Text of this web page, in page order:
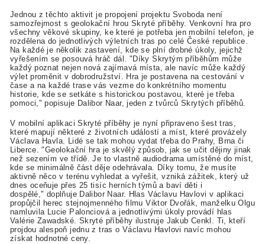
Jednou z těchto aktivit je propojení projektu Svoboda není
samozřejmost s geolokační hrou Skryté příběhy. Venkovní hra pro
všechny věkové skupiny, ke které je potřeba jen mobilní telefon, je
rozdělena do jednotlivých výletních tras po celé České republice.
Na každé je několik zastavení, kde se plní drobné úkoly, jejichž
vyřešením se posouvá hráč dál. "Díky Skrytým příběhům může
každý poznat nejen nová zajímavá místa, ale navíc může každý
výlet proměnit v dobrodružství. Hra je postavena na cestování v
čase a na každé trase vás vezme do konkrétního momentu
historie, kde se setkáte s historickou postavou, které je třeba
pomoci," popisuje Dalibor Naar, jeden z tvůrců Skrytých příběhů.
V mobilní aplikaci Skryté příběhy je nyní připraveno šest tras,
které mapují některé z životních událostí a míst, které provázely
Václava Havla. Lidé se tak mohou vydat třeba do Prahy, Brna či
Liberce. "Geolokační hra je skvělý způsob, jak se učit dějiny jinak
než sezením ve třídě. Je to vlastně audiodrama umístěné do míst,
kde se minimálně část děje odehrávala. Díky tomu, že musíte
aktivně něco v terénu vyhledat a vyřešit, vzniká zážitek, který už
dnes oceňuje přes 25 tisíc herních týmů a baví děti i
dospělé," doplňuje Dalibor Naar. Hlas Václavu Havlovi v aplikaci
propůjčil herec stejnojmenného filmu Viktor Dvořák, manželku Olgu
namluvila Lucie Palonciová a jednotlivými úkoly provádí hlas
Valérie Zawadské. Skryté příběhy ilustruje Jakub Cenkl. Ti, kteří
projdou alespoň jednu z tras o Václavu Havlovi navíc mohou
získat hodnotné ceny.